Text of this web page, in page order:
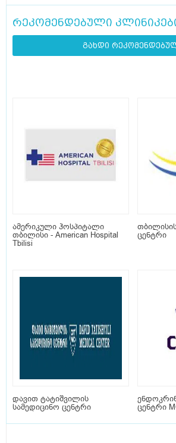
რეკომენდებული
გახდი
ამერიკული ჰოსპიტალი
თბილისი - American Hospital
Tbilisi
ცენტრი
დავით ტატიშვილის
სამედიცინო ცენტრი
ცენტრი